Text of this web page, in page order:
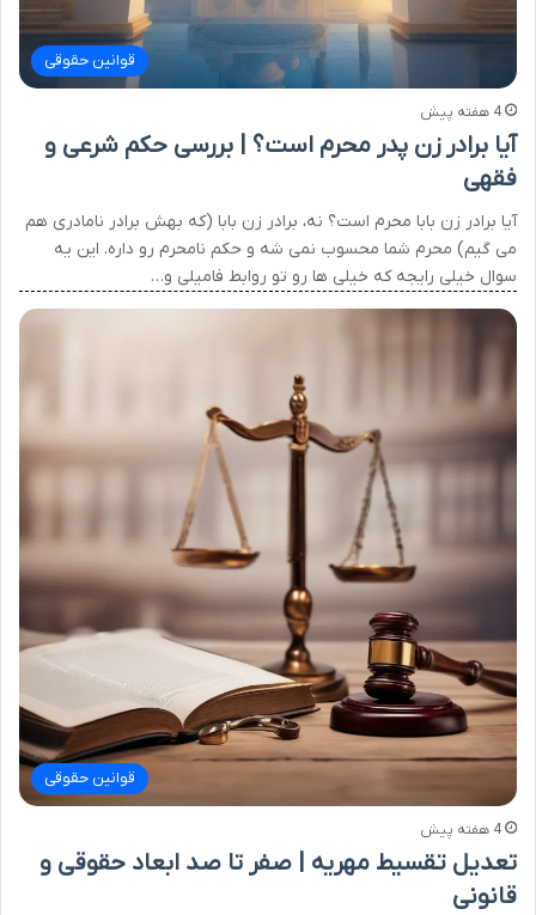
قوانین حقوقی
4 هفته پیش
آیا برادر زن پدر محرم است؟ | بررسی حکم شرعی و
فقهی
آیا برادر زن بابا محرم است؟ نه، برادر زن بابا (که بهش برادر نامادری هم
می گیم) محرم شما محسوب نمی شه و حکم نامحرم رو داره. این یه
سوال خیلی رایجه که خیلی ها رو تو روابط فامیلی و…
قوانین حقوقی
4 هفته پیش
تعدیل تقسیط مهریه | صفر تا صد ابعاد حقوقی و
قانونی